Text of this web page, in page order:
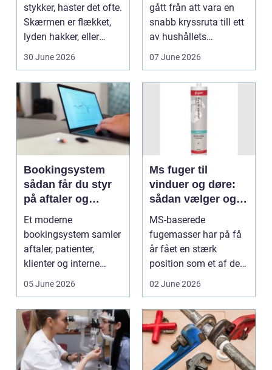
stykker, haster det ofte.
Skærmen er flækket,
lyden hakker, eller
batteriet løber ...
30 June 2026
gått från att vara en
snabb kryssruta till ett
av hushållets
viktigaste ekonom...
07 June 2026
Bookingsystem
sådan får du styr
på aftaler og
arbejdsgange
Et moderne
bookingsystem samler
aftaler, patienter,
klienter og interne
arbejdsgange ét sted. I
05 June 2026
Ms fuger til
vinduer og døre:
sådan vælger og
bruger du dem
rigtigt
MS-baserede
fugemasser har på få
år fået en stærk
position som et af de
mest alsidige valg til
02 June 2026